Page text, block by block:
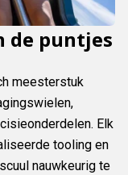
de puntjes
meesterstuk
Elk
tooling en
nauwkeurig te